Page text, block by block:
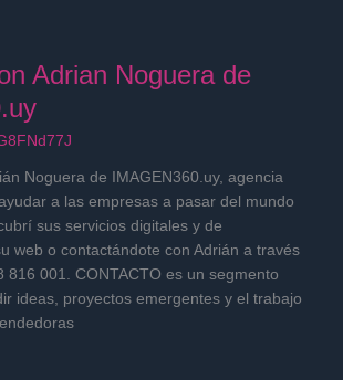
Adrian Noguera de
Noguera de IMAGEN360.uy, agencia
a las empresas a pasar del mundo
sus servicios digitales y de
web o contactándote con Adrián a través
816 001. CONTACTO es un segmento
ideas, proyectos emergentes y el trabajo